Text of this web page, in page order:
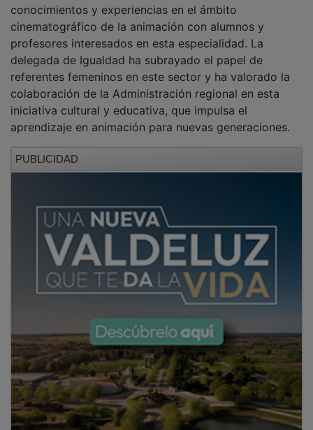
cinematográfico de la animación con alumnos y
profesores interesados en esta especialidad. La
delegada de Igualdad ha subrayado el papel de
referentes femeninos en este sector y ha valorado la
colaboración de la Administración regional en esta
iniciativa cultural y educativa, que impulsa el
aprendizaje en animación para nuevas generaciones.